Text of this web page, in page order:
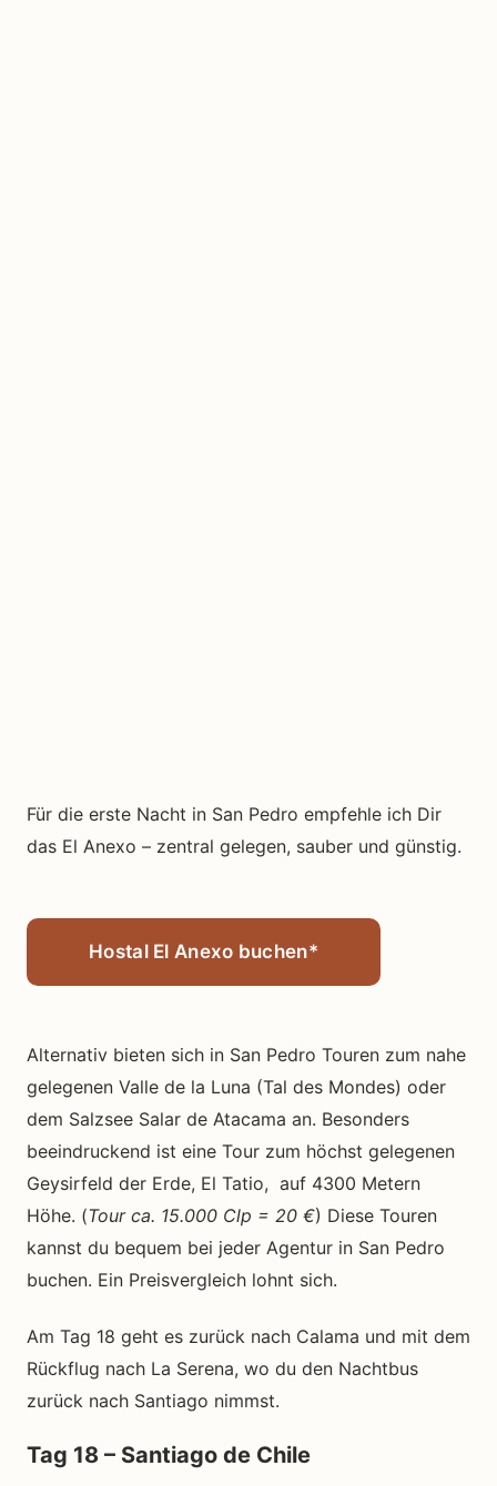
Für die erste Nacht in San Pedro empfehle ich Dir
das El Anexo – zentral gelegen, sauber und günstig.
Hostal El Anexo buchen*
Alternativ bieten sich in San Pedro Touren zum nahe
gelegenen Valle de la Luna (Tal des Mondes) oder
dem Salzsee Salar de Atacama an. Besonders
beeindruckend ist eine Tour zum höchst gelegenen
Geysirfeld der Erde, El Tatio, auf 4300 Metern
Höhe. (Tour ca. 15.000 Clp = 20 €) Diese Touren
kannst du bequem bei jeder Agentur in San Pedro
buchen. Ein Preisvergleich lohnt sich.
Am Tag 18 geht es zurück nach Calama und mit dem
Rückflug nach La Serena, wo du den Nachtbus
zurück nach Santiago nimmst.
Tag 18 – Santiago de Chile